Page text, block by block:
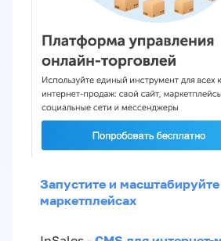
Запустите и
маркетплейсах